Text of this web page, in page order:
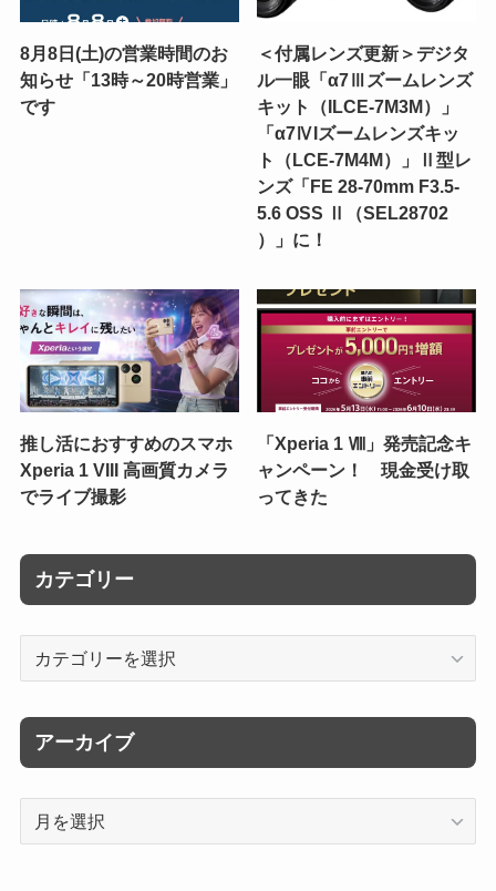
8月8日(土)の営業時間のお
知らせ「13時～20時営業」
です
＜付属レンズ更新＞デジタ
ル一眼「α7Ⅲズームレンズ
キット（ILCE-7M3M）」
「α7ⅣIズームレンズキッ
ト（LCE-7M4M）」Ⅱ型レ
ンズ「FE 28-70mm F3.5-
5.6 OSS Ⅱ（SEL28702
）」に！
推し活におすすめのスマホ
Xperia 1 VIII 高画質カメラ
でライブ撮影
「Xperia 1 Ⅷ」発売記念キ
ャンペーン！ 現金受け取
ってきた
カテゴリー
リ
ー
アーカイブ